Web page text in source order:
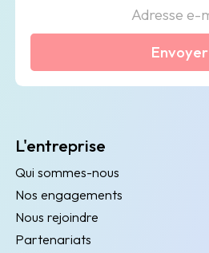
Envoyer
L'entreprise
Qui sommes-nous
Nos engagements
Nous rejoindre
Partenariats